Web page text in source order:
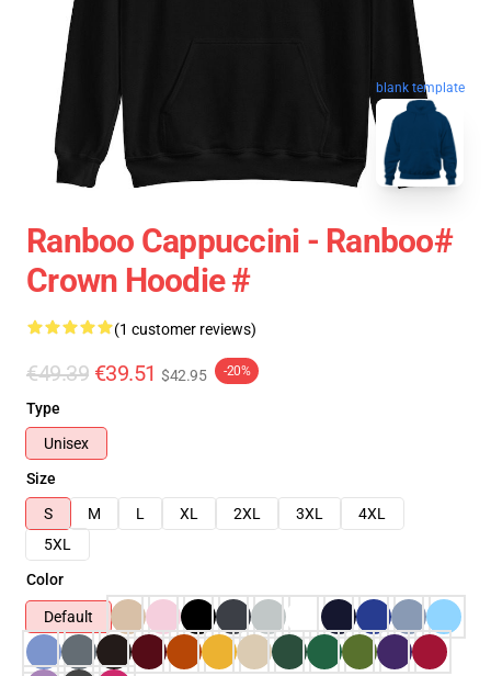
blank template
Ranboo Cappuccini - Ranboo#
Crown Hoodie #
(1 customer reviews)
€49.39 €39.51 $42.95 -20%
Type
Unisex
Size
S
M L XL 2XL 3XL
4XL
5XL
Color
Default